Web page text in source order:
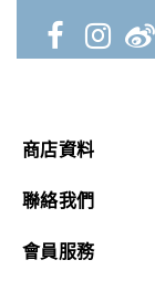
商店資料
聯絡我們
會員服務